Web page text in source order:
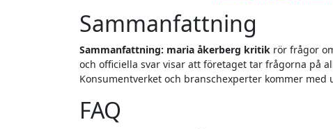
Sammanfattning
Sammanfattning: maria åkerberg kritik rör frågor
och officiella svar visar att företaget tar frågorna på
Konsumentverket och branschexperter kommer med
FAQ